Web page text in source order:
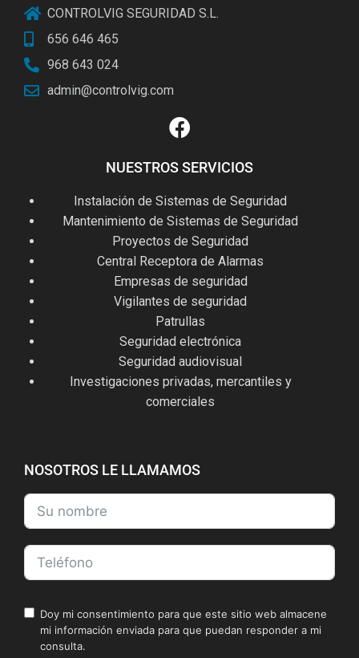
CONTROLVIG SEGURIDAD S.L.
656 646 465
968 643 024
admin@controlvig.com
NUESTROS SERVICIOS
Instalación de Sistemas de Seguridad
Mantenimiento de Sistemas de Seguridad
Proyectos de Seguridad
Central Receptora de Alarmas
Empresas de seguridad
Vigilantes de seguridad
Patrullas
Seguridad electrónica
Seguridad audiovisual
Investigaciones privadas, mercantiles y
comerciales
NOSOTROS LE LLAMAMOS
Doy mi consentimiento para que este sitio web almacene
mi información enviada para que puedan responder a mi
consulta.